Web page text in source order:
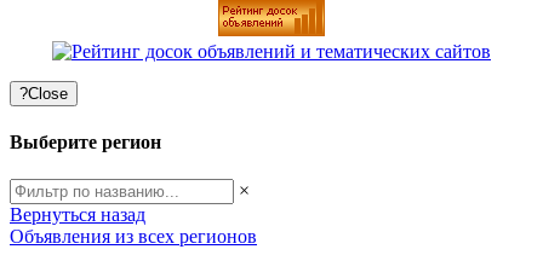
?Close
Выберите регион
×
Вернуться назад
Объявления из всех регионов